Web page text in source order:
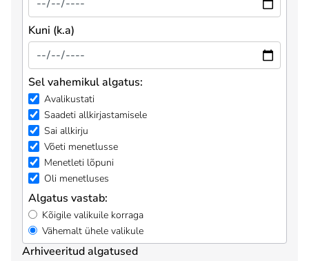
Kuni (k.a)
Sel vahemikul algatus:
Avalikustati
Saadeti allkirjastamisele
Sai allkirju
Võeti menetlusse
Menetleti lõpuni
Oli menetluses
Algatus vastab:
Kõigile valikuile korraga
Vähemalt ühele valikule
Arhiveeritud algatused